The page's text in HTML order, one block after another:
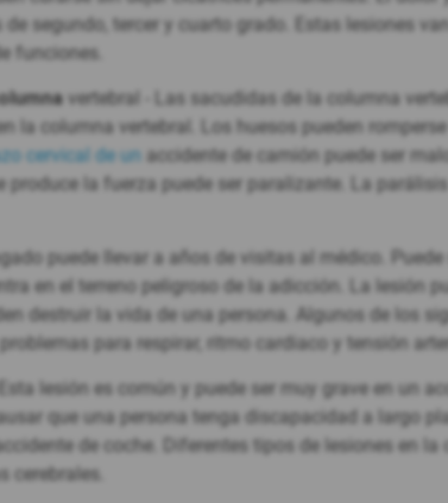
segundo, tercer y cuarto grado. Estas lesiones
funciones.
vertebral - Las sacudidas de la columna
la columna vertebral. Los huesos pueden
cervical de un accidente de camión puede ser
produce la fuerza puede ser paralizante. La
puede llevar a años de visitas al médico.
en el terreno peligroso de la adicción. La lesión
destruir la vida de una persona. Algunos de los
para respirar, ritmo cardiaco y tensión
Esta lesión es común y puede ser muy grave en un
que una persona tenga discapacidad a largo
de coche. Diferentes tipos de lesiones en la
cerebrales.